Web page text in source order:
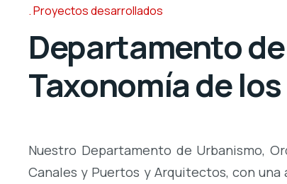
Proyectos desarrollados
Departamento
Taxonomía de
Nuestro Departamento de Urbanismo,
Canales y Puertos y Arquitectos, con